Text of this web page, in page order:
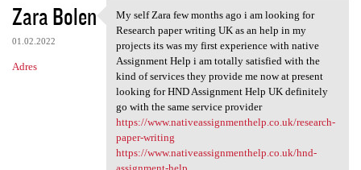
Zara Bolen
01.02.2022
Adres
My self Zara few months ago i
My self Zara few months ago i am looking for
Research paper writing UK as an help in my
projects its was my first experience with native
Assignment Help i am totally satisfied with the
kind of services they provide me now at present
looking for HND Assignment Help UK definitely
go with the same service provider
https://www.nativeassignmenthelp.co.uk/research-
paper-writing
https://www.nativeassignmenthelp.co.uk/hnd-